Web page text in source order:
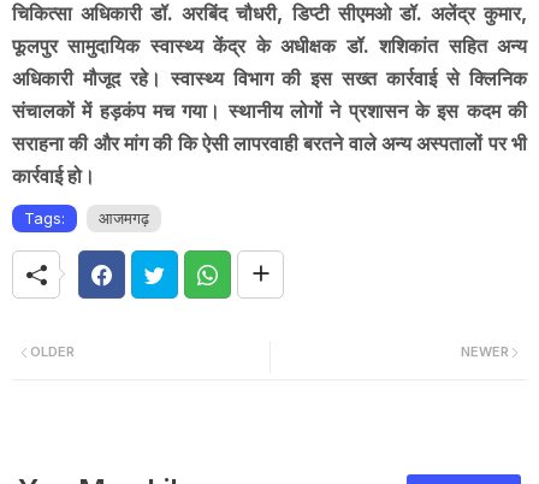
चिकित्सा अधिकारी डॉ. अरबिंद चौधरी, डिप्टी सीएमओ डॉ. अलेंद्र कुमार,
फूलपुर सामुदायिक स्वास्थ्य केंद्र के अधीक्षक डॉ. शशिकांत सहित अन्य
अधिकारी मौजूद रहे। स्वास्थ्य विभाग की इस सख्त कार्रवाई से क्लिनिक
संचालकों में हड़कंप मच गया। स्थानीय लोगों ने प्रशासन के इस कदम की
सराहना की और मांग की कि ऐसी लापरवाही बरतने वाले अन्य अस्पतालों पर भी
कार्रवाई हो।
Tags: आजमगढ़
NEWER
OLDER